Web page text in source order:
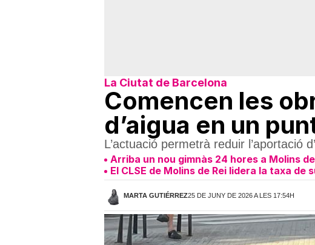
La Ciutat de Barcelona
Comencen les
d’aigua en un
L’actuació permetrà reduir l’aportació
Arriba un nou gimnàs 24 hores a Molins
El CLSE de Molins de Rei lidera la taxa
MARTA GUTIÉRREZ25 DE JUNY DE 2026 A LES 17:54H